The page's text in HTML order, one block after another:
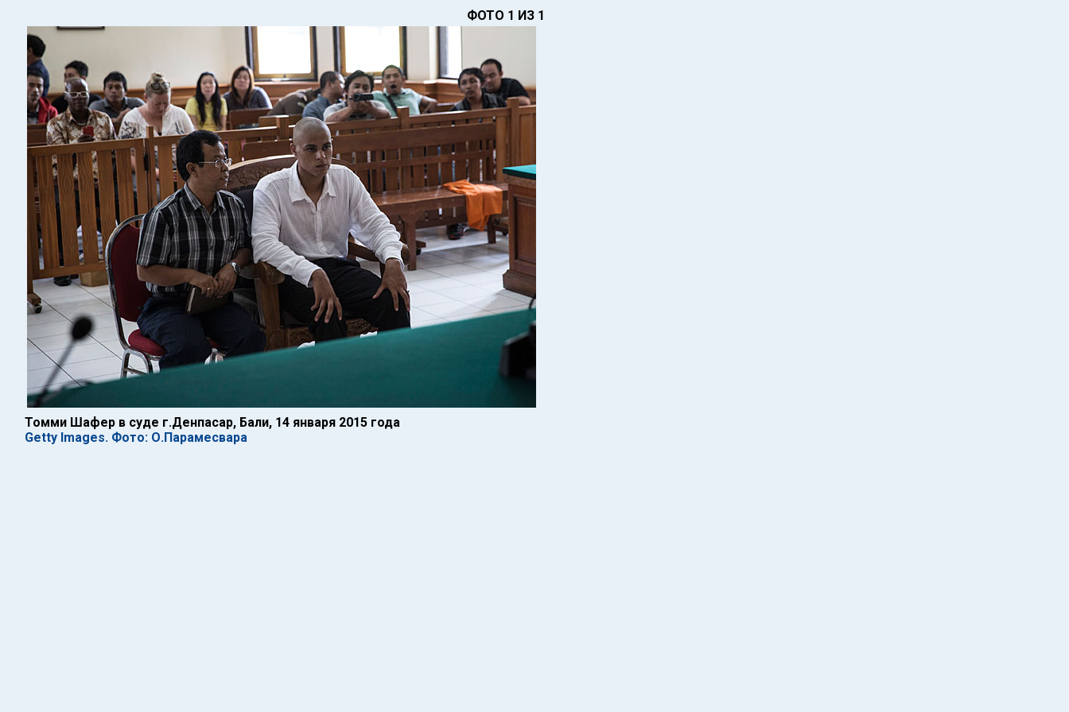
ФОТО 1 ИЗ 1
Томми Шафер в суде г.Денпасар, Бали, 14 января 2015 года
Getty Images. Фото: О.Парамесвара